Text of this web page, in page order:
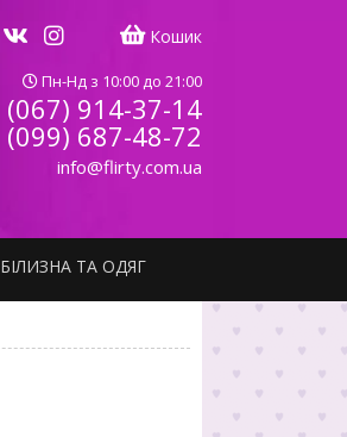
Кошик
Пн-Нд з 10:00 до 21:00
(067) 914-37-14
(099) 687-48-72
info@flirty.com.ua
БІЛИЗНА ТА ОДЯГ